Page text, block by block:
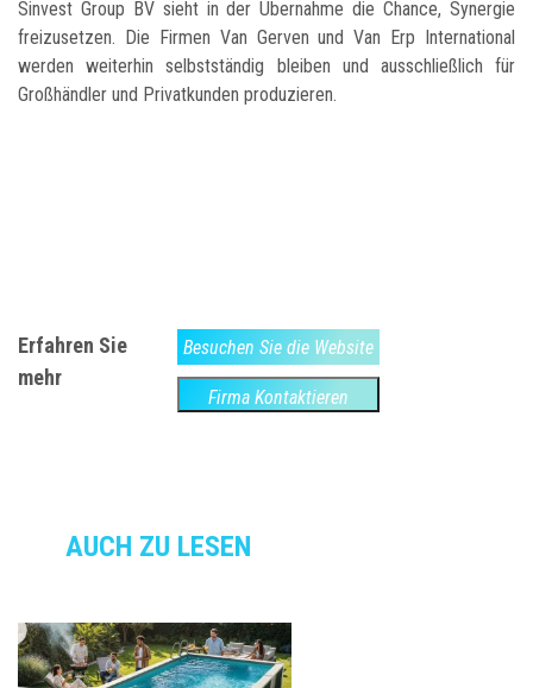
Sinvest Group BV sieht in der Übernahme die Chance, Synergie
freizusetzen. Die Firmen Van Gerven und Van Erp International
werden weiterhin selbstständig bleiben und ausschließlich für
Großhändler und Privatkunden produzieren.
Erfahren Sie
mehr
Besuchen Sie die Website
Firma Kontaktieren
AUCH ZU LESEN